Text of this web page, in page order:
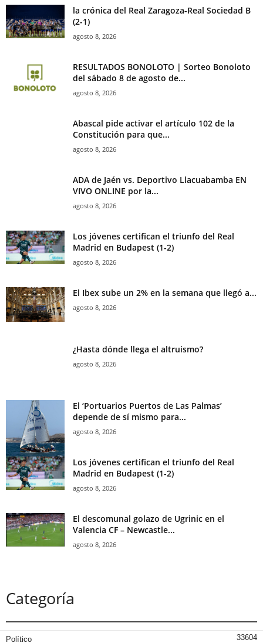
la crónica del Real Zaragoza-Real Sociedad B
(2-1)
agosto 8, 2026
RESULTADOS BONOLOTO | Sorteo Bonoloto
del sábado 8 de agosto de...
agosto 8, 2026
Abascal pide activar el artículo 102 de la
Constitución para que...
agosto 8, 2026
ADA de Jaén vs. Deportivo Llacuabamba EN
VIVO ONLINE por la...
agosto 8, 2026
Los jóvenes certifican el triunfo del Real
Madrid en Budapest (1-2)
agosto 8, 2026
El Ibex sube un 2% en la semana que llegó a...
agosto 8, 2026
¿Hasta dónde llega el altruismo?
agosto 8, 2026
El ‘Portuarios Puertos de Las Palmas’
depende de sí mismo para...
agosto 8, 2026
Los jóvenes certifican el triunfo del Real
Madrid en Budapest (1-2)
agosto 8, 2026
El descomunal golazo de Ugrinic en el
Valencia CF – Newcastle...
agosto 8, 2026
Categoría
Político 33604